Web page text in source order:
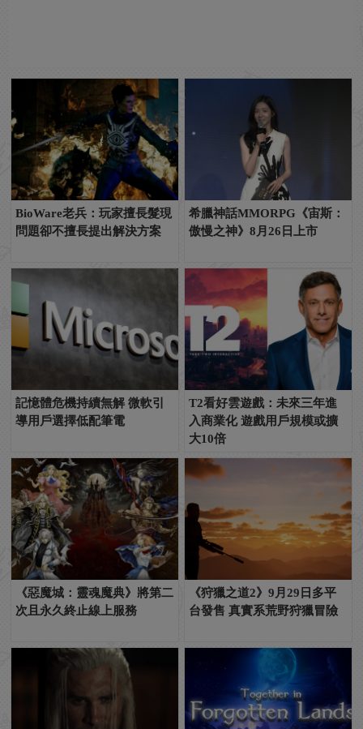
BioWare老兵：玩家擅長髮現
問題卻不擅長提出解決方案
希臘神話MMORPG《宙斯：
傲慢之神》8月26日上市
記憶體危機持續無解 微軟引
導用戶選擇低配筆電
T2看好雲遊戲：未來三年進
入商業化 遊戲用戶規模或擴
大10倍
《惡魔城：靈魂魔典》將第二
次且永久終止線上服務
《狩獵之道2》9月29日多平
台發售 真實系荒野狩獵冒險